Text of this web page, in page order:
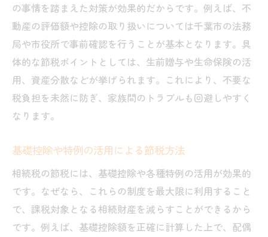
の事情を踏まえた対策が効果的だからです。例えば、不
動産の評価額や控除の取り扱いについては千葉市の法務
局や市役所で事前確認を行うことが基本となります。具
体的な節税ポイントとしては、生前贈与や生命保険の活
用、資産分散などが挙げられます。これにより、不要な
税負担を未然に防ぎ、家族間のトラブルも回避しやすく
なります。
基礎控除や特例の活用による節税方法
相続税の節税には、基礎控除や各種特例の活用が効果的
です。なぜなら、これらの制度を最大限に利用すること
で、課税対象となる相続財産を減らすことができるから
です。例えば、基礎控除額を正確に計算した上で、配偶